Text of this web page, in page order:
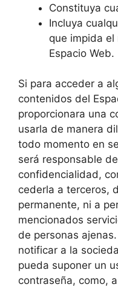
Constituya
Incluya
que impida
Espacio Web.
Si para acceder a
contenidos del
proporcionara una
usarla de manera
todo momento en
será responsable
confidencialidad,
cederla a terceros,
permanente, ni a
mencionados
de personas
notificar a la
pueda suponer un
contraseña, como,